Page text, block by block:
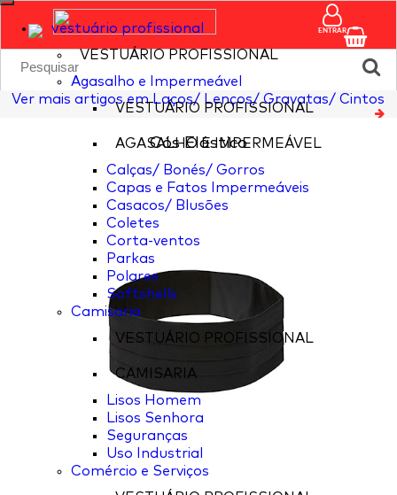
vestuário profissional
VESTUÁRIO PROFISSIONAL
Agasalho e Impermeável
VESTUÁRIO PROFISSIONAL
AGASALHO E IMPERMEÁVEL
Calças/ Bonés/ Gorros
Capas e Fatos Impermeáveis
Casacos/ Blusões
Coletes
Corta-ventos
Parkas
Polares
Softshells
Camisaria
VESTUÁRIO PROFISSIONAL
CAMISARIA
Lisos Homem
Lisos Senhora
Seguranças
Uso Industrial
Comércio e Serviços
ENTRAR
Ver mais artigos em Laços/ Lenços/ Gravatas/ Cintos
Cós Elástico